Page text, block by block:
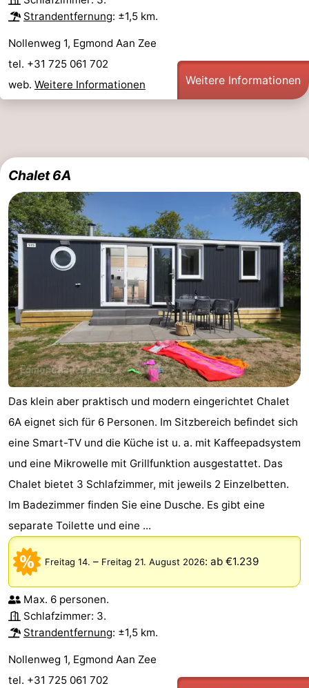
Strandentfernung: ±1,5 km.
Nollenweg 1, Egmond Aan Zee
tel. +31 725 061 702
web. Weitere Informationen Weitere Informationen
Chalet 6A
Das klein aber praktisch und modern eingerichtet Chalet
6A eignet sich für 6 Personen. Im Sitzbereich befindet sich
eine Smart-TV und die Küche ist u. a. mit Kaffeepadsystem
und eine Mikrowelle mit Grillfunktion ausgestattet. Das
Chalet bietet 3 Schlafzimmer, mit jeweils 2 Einzelbetten.
Im Badezimmer finden Sie eine Dusche. Es gibt eine
separate Toilette und eine ...
Freitag 14. – Freitag 21. August 2026: ab €1.239
Max. 6 personen.
Schlafzimmer: 3.
Strandentfernung: ±1,5 km.
Nollenweg 1, Egmond Aan Zee
tel. +31 725 061 702